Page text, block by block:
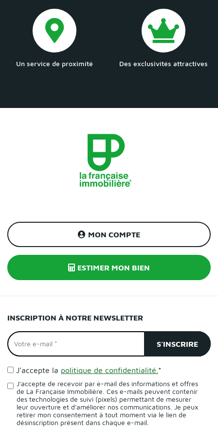
Un service de proximité Des exclusivités attractives
MON COMPTE
ESTIMER MON BIEN
INSCRIPTION À NOTRE NEWSLETTER
J’accepte la politique de confidentialité. *
J'accepte de recevoir par e-mail des informations et offres
de La Française Immobilière. Ces e-mails peuvent contenir
des technologies de suivi (pixels) permettant de mesurer
leur ouverture et d'améliorer nos communications. Je peux
retirer mon consentement à tout moment via le lien de
désinscription présent dans chaque e-mail.